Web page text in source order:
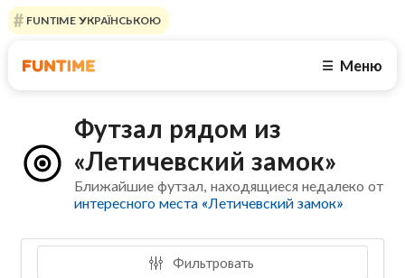
FUNTIME УКРАЇНСЬКОЮ
☰ Меню
Футзал рядом из
«Летичевский замок»
Ближайшие футзал, находящиеся недалеко от
интересного места «Летичевский замок»
Фильтровать